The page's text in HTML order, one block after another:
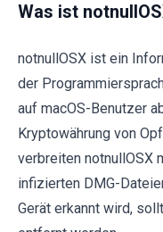
Was ist
notnullOSX ist ein
der
auf macOS-Benutzer
Kryptowährung von
verbreiten notnullOSX
infizierten DMG-
Gerät erkannt wird,